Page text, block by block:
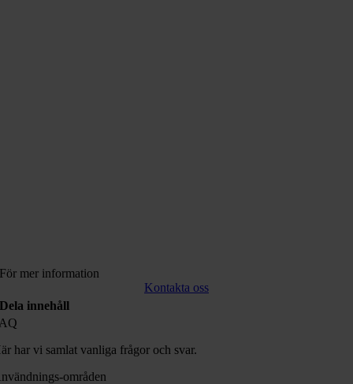
För mer information
Kontakta oss
Dela innehåll
har vi samlat vanliga frågor och svar.
områden